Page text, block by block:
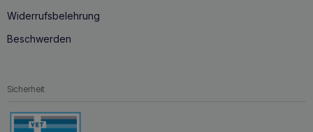
Widerrufsbelehrung
Beschwerden
Sicherheit